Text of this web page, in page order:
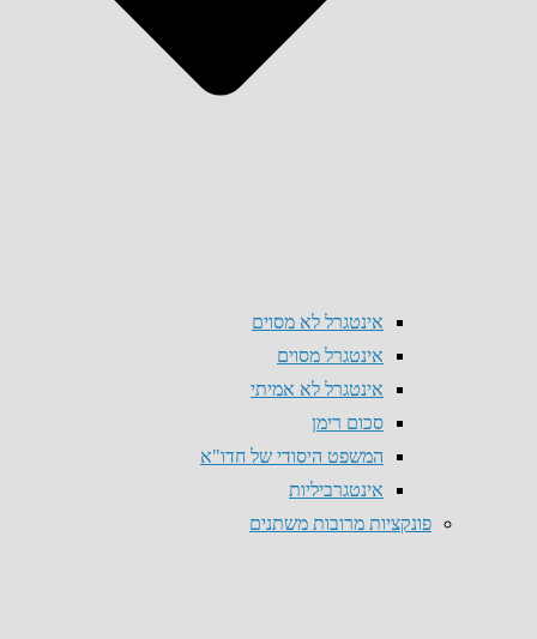
אינטגרל לא מסוים
אינטגרל מסוים
אינטגרל לא אמיתי
סכום רימן
המשפט היסודי של חדו"א
אינטגרביליות
פונקציות מרובות משתנים